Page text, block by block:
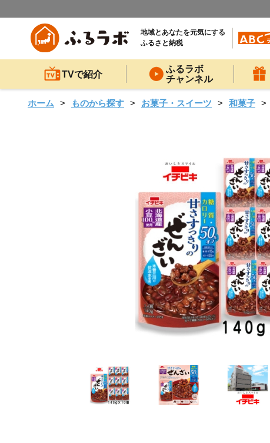
地域とあなたを元気にする
ふるさと納税
TVで紹介
ふるラボ
チャンネル
ホーム ものから探す お菓子・スイーツ 和菓子